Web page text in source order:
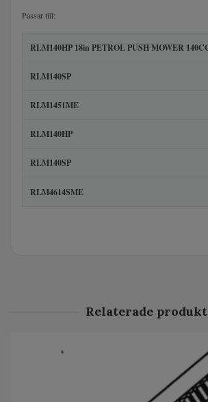
Passar till:
RLM140HP 18in PETROL PUSH MOWER
RLM140SP
RLM1451ME
RLM140HP
RLM140SP
RLM4614SME
Relaterade